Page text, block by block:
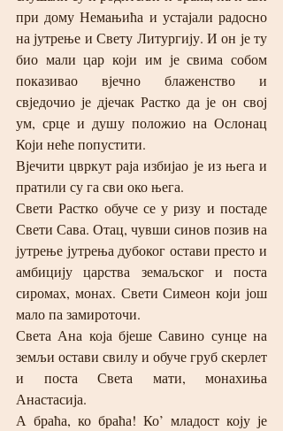
при дому Немањића и устајали радосно
на јутрење и Свету Литургију. И он је ту
био мали цар који им је свима собом
показивао вјечно блаженство и
свједочио је дјечак Растко да је он свој
ум, срце и душу положио на Ослонац
Који неће попустити.
Вјечити цвркут раја избијао је из њега и
пратили су га сви око њега.
Свети Растко обуче се у ризу и постаде
Свети Сава. Отац, чувши синов позив на
јутрење јутрења дубоког остави престо и
амбицију царства земаљског и поста
сиромах, монах. Свети Симеон који још
мало па замироточи.
Света Ана која бјеше Савино сунце на
земљи остави свилу и обуче груб скерлет
и поста Света мати, монахиња
Анастасија.
А браћа, ко браћа! Ко’ младост коју је